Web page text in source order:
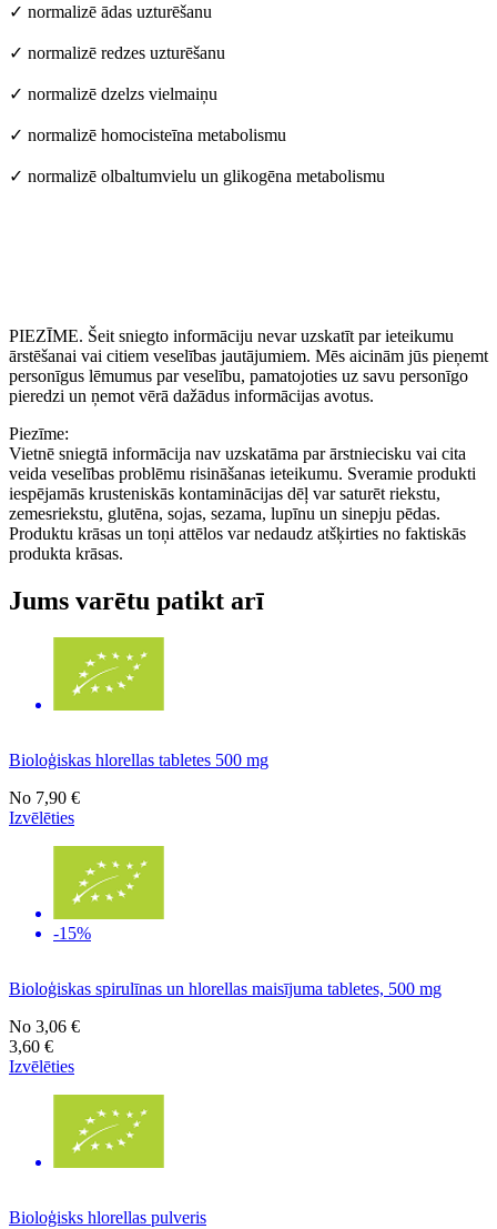
✓ normalizē ādas uzturēšanu
✓ normalizē redzes uzturēšanu
✓ normalizē dzelzs vielmaiņu
✓ normalizē homocisteīna metabolismu
✓ normalizē olbaltumvielu un glikogēna metabolismu
PIEZĪME. Šeit sniegto informāciju nevar uzskatīt par ieteikumu
ārstēšanai vai citiem veselības jautājumiem. Mēs aicinām jūs pieņemt
personīgus lēmumus par veselību, pamatojoties uz savu personīgo
pieredzi un ņemot vērā dažādus informācijas avotus.
Piezīme:
Vietnē sniegtā informācija nav uzskatāma par ārstniecisku vai cita
veida veselības problēmu risināšanas ieteikumu. Sveramie produkti
iespējamās krusteniskās kontaminācijas dēļ var saturēt riekstu,
zemesriekstu, glutēna, sojas, sezama, lupīnu un sinepju pēdas.
Produktu krāsas un toņi attēlos var nedaudz atšķirties no faktiskās
produkta krāsas.
Jums varētu patikt arī
Bioloģiskas hlorellas tabletes 500 mg
No 7,90 €
Izvēlēties
-15%
Bioloģiskas spirulīnas un hlorellas maisījuma tabletes, 500 mg
No 3,06 €
3,60 €
Izvēlēties
Bioloģisks hlorellas pulveris